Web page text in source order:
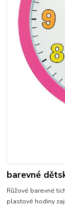
barevné
Růžové barevné
plastové hodiny